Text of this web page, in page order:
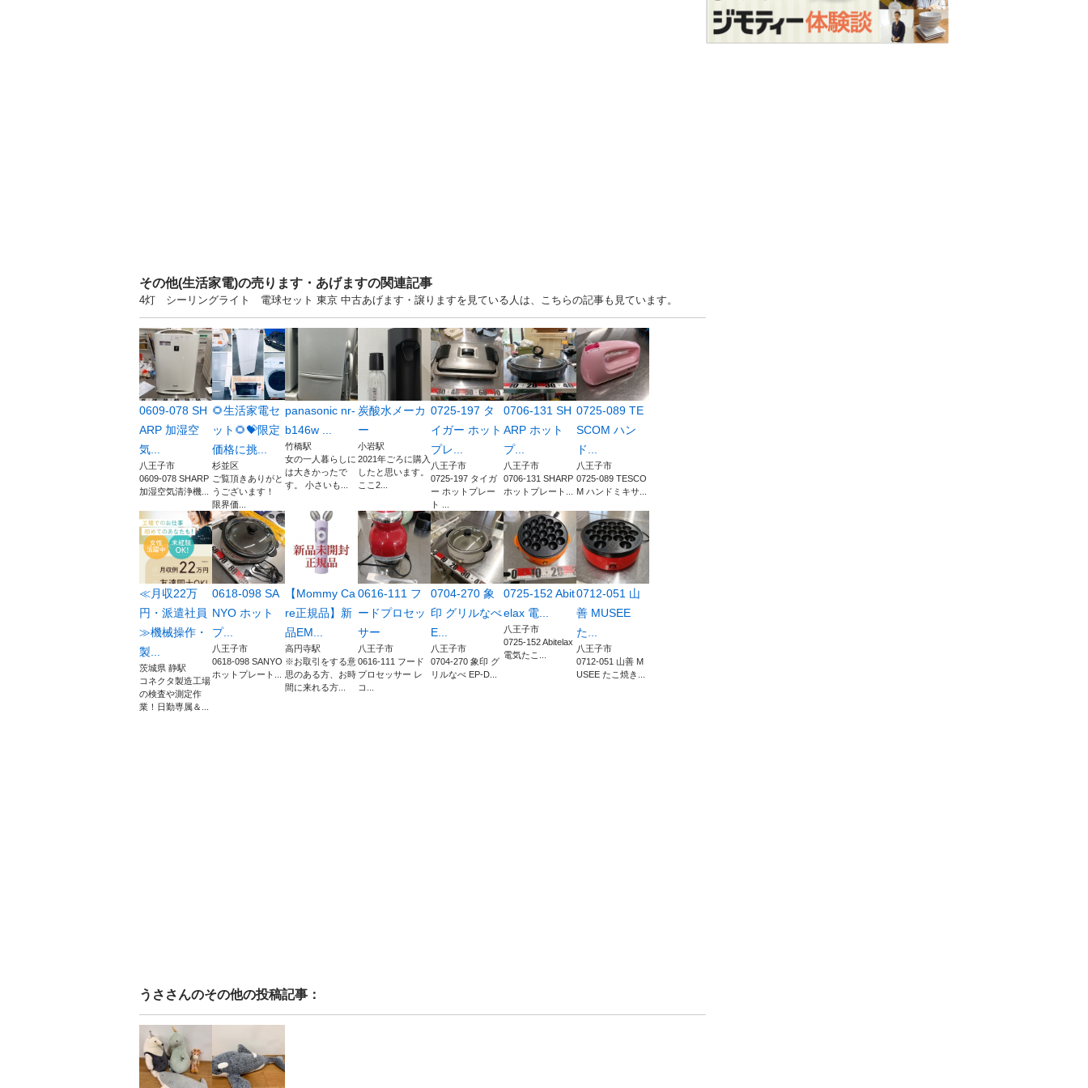
その他(生活家電)の売ります・あげますの関連記事
4灯 シーリングライト 電球セット 東京 中古あげます・譲りますを見ている人は、こちらの記事も見ています。
0609-078 SH
ARP 加湿空
気...
八王子市
0609-078 SHARP
加湿空気清浄機...
🌻生活家電セ
ット🌻💝限定
価格に挑...
杉並区
ご覧頂きありがと
うございます！
限界価...
panasonic nr-
b146w ...
竹橋駅
女の一人暮らしに
は大きかったで
す。 小さいも...
炭酸水メーカ
ー
小岩駅
2021年ごろに購入
したと思います。
ここ2...
0725-197 タ
イガー ホット
プレ...
八王子市
0725-197 タイガ
ー ホットプレー
ト ...
0706-131 SH
ARP ホット
プ...
八王子市
0706-131 SHARP
ホットプレート...
0725-089 TE
SCOM ハン
ド...
八王子市
0725-089 TESCO
M ハンドミキサ...
≪月収22万
円・派遣社員
≫機械操作・
製...
茨城県 静駅
コネクタ製造工場
の検査や測定作
業！日勤専属＆...
0618-098 SA
NYO ホット
プ...
八王子市
0618-098 SANYO
ホットプレート...
【Mommy Ca
re正規品】新
品EM...
高円寺駅
※お取引をする意
思のある方、お時
間に来れる方...
0616-111 フ
ードプロセッ
サー
八王子市
0616-111 フード
プロセッサー レ
コ...
0704-270 象
印 グリルなべ
E...
八王子市
0704-270 象印 グ
リルなべ EP-D...
0725-152 Abit
elax 電...
八王子市
0725-152 Abitelax
電気たこ...
0712-051 山
善 MUSEE
た...
八王子市
0712-051 山善 M
USEE たこ焼き...
うさ さんのその他の投稿記事：